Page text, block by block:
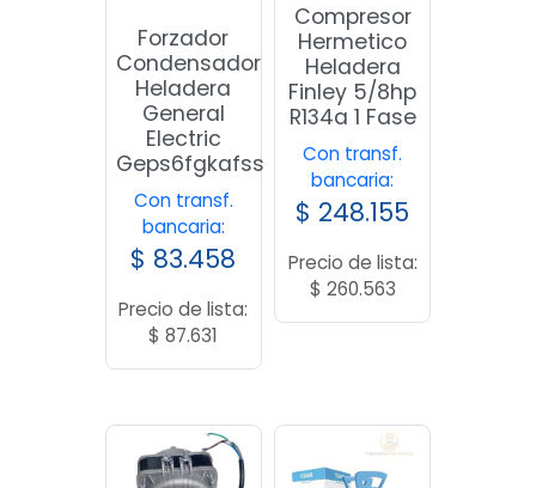
Forzador
Condensador
Heladera
General
Electric
Geps6fgkafss
Con transf.
bancaria:
$ 83.458
Precio de lista:
$ 87.631
Compresor
Hermetico
Heladera
Finley 5/8hp
R134a 1 Fase
Con transf.
bancaria:
$ 248.155
Precio de lista:
$ 260.563